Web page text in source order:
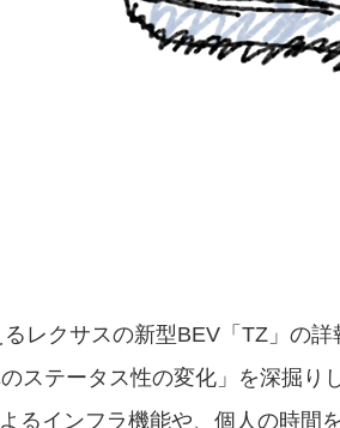
レクサスの新型BEV「TZ」の
ステータス性の変化」を深掘
るインフラ機能や、個人の時間